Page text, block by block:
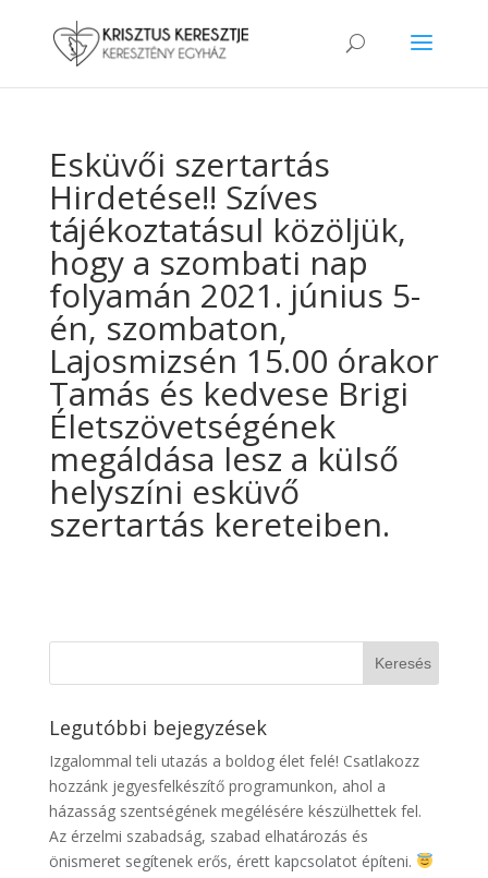
Esküvői szertartás
Hirdetése!! Szíves
tájékoztatásul közöljük,
hogy a szombati nap
folyamán 2021. június 5-
én, szombaton,
Lajosmizsén 15.00 órakor
Tamás és kedvese Brigi
Életszövetségének
megáldása lesz a külső
helyszíni esküvő
szertartás kereteiben.
Legutóbbi bejegyzések
Izgalommal teli utazás a boldog élet felé! Csatlakozz
hozzánk jegyesfelkészítő programunkon, ahol a
házasság szentségének megélésére készülhettek fel.
Az érzelmi szabadság, szabad elhatározás és
önismeret segítenek erős, érett kapcsolatot építeni.